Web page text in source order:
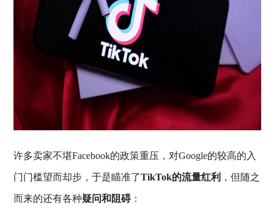
许多卖家不堪Facebook的政策重压，对Google的较高的入
门门槛望而却步，于是瞄准了TikTok的流量红利 ，但随之
而来的还有各种疑问和阻碍：